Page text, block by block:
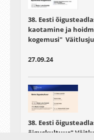
38. Eesti
kaotamine ja
kogemusi"
27.09.24
38. Eesti
õiguskultuur"